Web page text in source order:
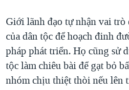
Giới lãnh đạo tự nhận vai
của dân tộc để hoạch đinh
pháp phát triển. Họ cũng sử
tộc làm chiêu bài để gạt bỏ
nhóm chịu thiệt thòi nếu lên